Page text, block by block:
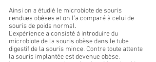
Ainsi on a étudié le microbiote de souris
rendues obèses et on l’a comparé à celui de
souris de poids normal.
L’expérience a consisté à introduire du
microbiote de la souris obèse dans le tube
digestif de la souris mince. Contre toute attente
la souris implantée est devenue obèse.